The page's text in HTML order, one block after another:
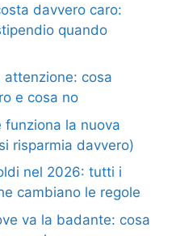
davvero caro:
quando
attenzione: cosa
e cosa no
funziona la nuova
risparmia davvero)
nel 2026: tutti i
cambiano le regole
va la badante: cosa